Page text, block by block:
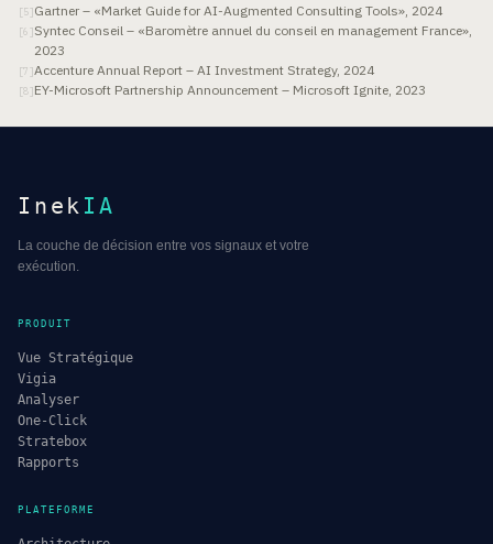
[5]Gartner – «Market Guide for AI-Augmented Consulting Tools», 2024
[6 ]Syntec Conseil – «Baromètre annuel du conseil en management France»,
2023
[7 ]Accenture Annual Report – AI Investment Strategy, 2024
[8]EY-Microsoft Partnership Announcement – Microsoft Ignite, 2023
Inek IA
La couche de décision entre vos signaux et votre
exécution.
PRODUIT
Vue Stratégique
Vigia
Analyser
One-Click
Stratebox
Rapports
PLATEFORME